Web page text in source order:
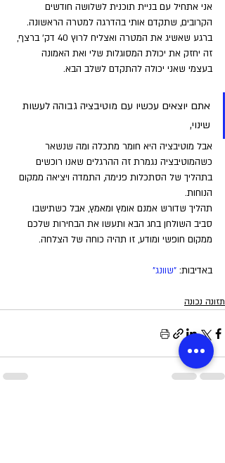
אני אתחיל עם בניית תוכנית לשלושה חודשים
הקרובים, שתקדם אותי בהדרגה למטרה הראשונה.
ברגע שאשיג את המטרה ואצליח לרוץ 40 דק' ברצף,
זה יחזק את יכולת המסוגלות שלי ואת האמונה
בעצמי שאני יכולה להתקדם לשלב הבא.
אתם יוצאים עכשיו עם מוטיבציה גבוהה לעשות
שינוי,
אבל מוטיבציה היא חומר מתכלה ומה שנשאר
כשהמוטיבציה נגמרת זה ההרגלים שאנו רוכשים
בתהליך של הסתכלות פנימה, התמדה ויציאה ממקום
הנוחות.
תהליך שדורש אמנם אומץ ומאמץ, אבל כשתישבו
סביב השולחן בחג הבא ותעשו את הבחירות שלכם
ממקום חופשי ומודע, זו תהיה כוחה של הצלחה.
באדיבות: "שוונג"
תזונה נכונה